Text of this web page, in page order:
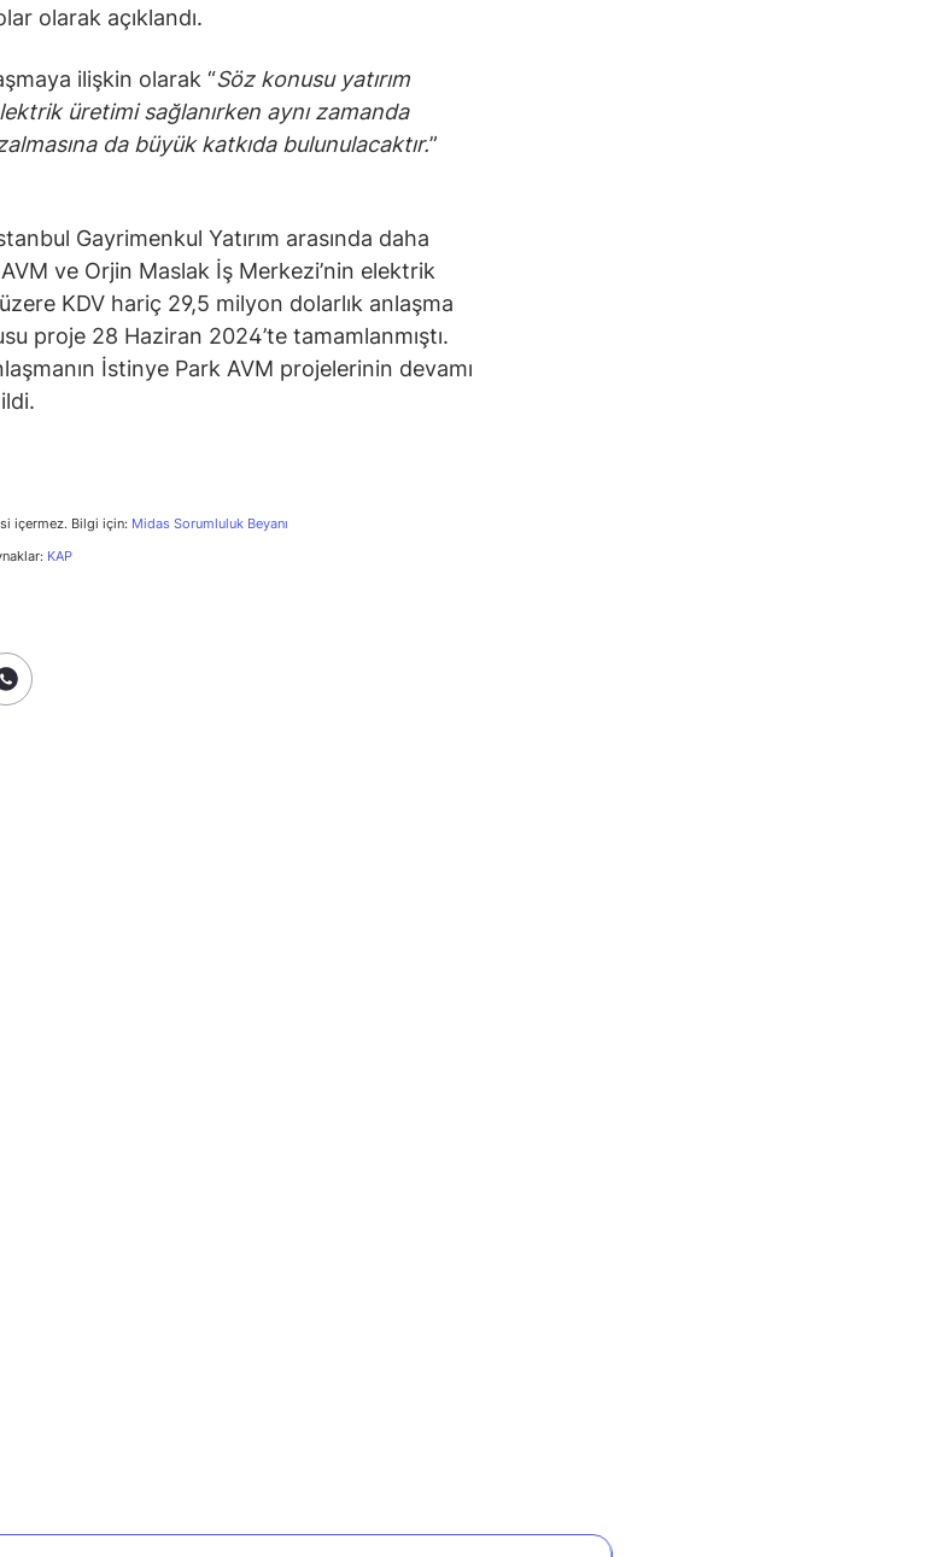
olarak açıklandı.
ilişkin olarak “Söz konusu yatırım
üretimi sağlanırken aynı zamanda
da büyük katkıda bulunulacaktır.”
Gayrimenkul Yatırım arasında daha
ve Orjin Maslak İş Merkezi’nin elektrik
KDV hariç 29,5 milyon dolarlık anlaşma
proje 28 Haziran 2024’te tamamlanmıştı.
İstinye Park AVM projelerinin devamı
içermez. Bilgi için: Midas Sorumluluk Beyanı
KAP